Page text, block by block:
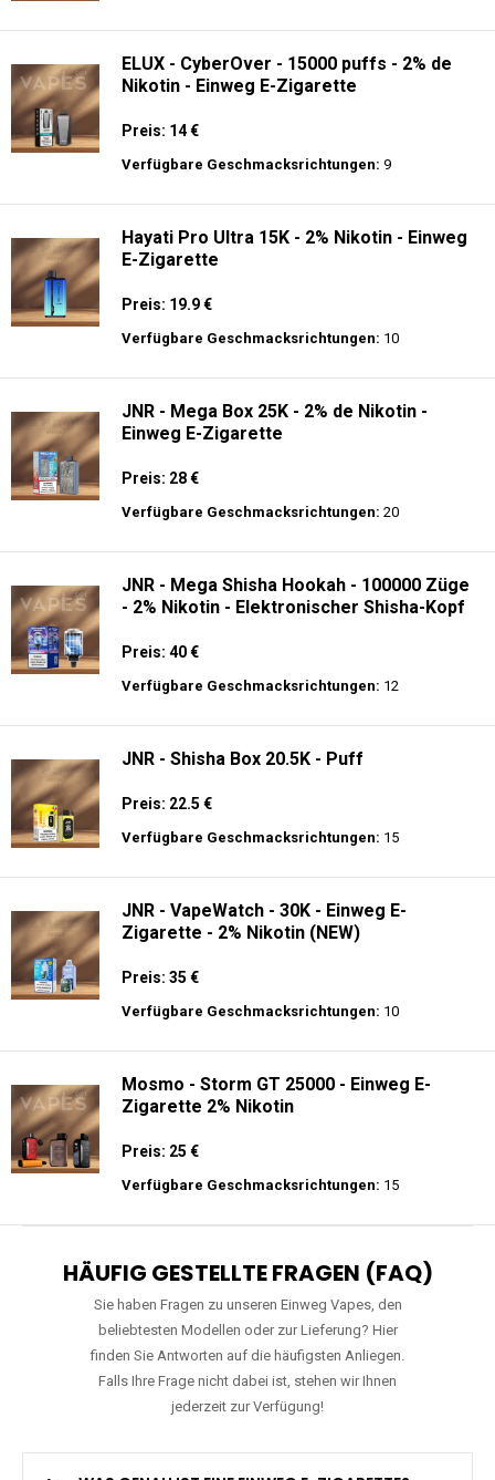
Verfügbare Geschmacksrichtungen:10
ELUX - CyberOver - 15000 puffs - 2% de
Nikotin - Einweg E-Zigarette
Preis: 14 €
Verfügbare Geschmacksrichtungen:9
Hayati Pro Ultra 15K - 2% Nikotin - Einweg
E-Zigarette
Preis: 19.9 €
Verfügbare Geschmacksrichtungen:10
JNR - Mega Box 25K - 2% de Nikotin -
Einweg E-Zigarette
Preis: 28 €
Verfügbare Geschmacksrichtungen:20
JNR - Mega Shisha Hookah - 100000 Züge
- 2% Nikotin - Elektronischer Shisha-Kopf
Preis: 40 €
Verfügbare Geschmacksrichtungen:12
JNR - Shisha Box 20.5K - Puff
Preis: 22.5 €
Verfügbare Geschmacksrichtungen:15
JNR - VapeWatch - 30K - Einweg E-
Zigarette - 2% Nikotin (NEW)
Preis: 35 €
Verfügbare Geschmacksrichtungen:10
Mosmo - Storm GT 25000 - Einweg E-
Zigarette 2% Nikotin
Preis: 25 €
Verfügbare Geschmacksrichtungen:15
HÄUFIG GESTELLTE FRAGEN (FAQ)
Sie haben Fragen zu unseren Einweg Vapes, den
beliebtesten Modellen oder zur Lieferung? Hier
finden Sie Antworten auf die häufigsten Anliegen.
Falls Ihre Frage nicht dabei ist, stehen wir Ihnen